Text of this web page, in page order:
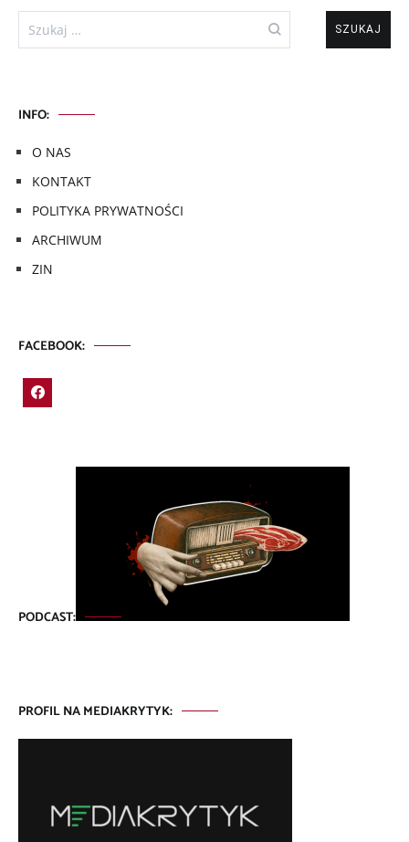
Szukaj:
INFO:
O NAS
KONTAKT
POLITYKA PRYWATNOŚCI
ARCHIWUM
ZIN
FACEBOOK:
PODCAST:
PROFIL NA MEDIAKRYTYK: